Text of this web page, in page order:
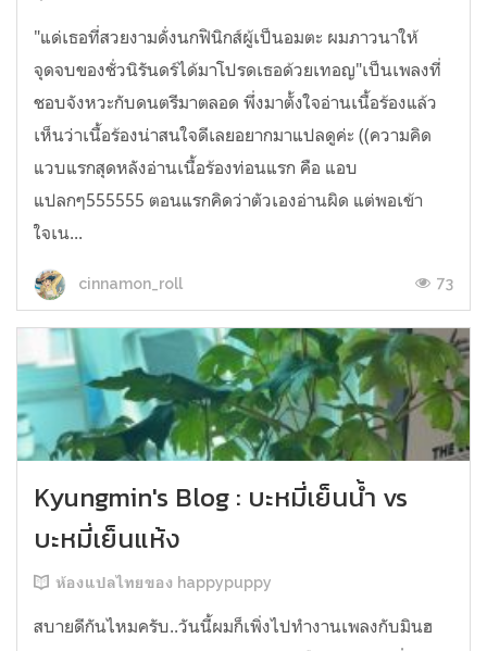
"แด่เธอที่สวยงามดั่งนกฟินิกส์ผู้เป็นอมตะ ผมภาวนาให้
จุดจบของชั่วนิรันดร์ได้มาโปรดเธอด้วยเทอญ"เป็นเพลงที่
ชอบจังหวะกับดนตรีมาตลอด พึ่งมาตั้งใจอ่านเนื้อร้องแล้ว
เห็นว่าเนื้อร้องน่าสนใจดีเลยอยากมาแปลดูค่ะ ((ความคิด
แวบแรกสุดหลังอ่านเนื้อร้องท่อนแรก คือ แอบ
แปลกๆ555555 ตอนแรกคิดว่าตัวเองอ่านผิด แต่พอเข้า
ใจเน...
cinnamon_roll 73
Kyungmin's Blog : บะหมี่เย็นน้ำ vs
บะหมี่เย็นแห้ง
ห้องแปลไทยของ happypuppy
สบายดีกันไหมครับ..วันนี้ผมก็เพิ่งไปทำงานเพลงกับมินฮ